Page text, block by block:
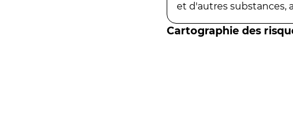
et d'autres substances,
Cartographie des